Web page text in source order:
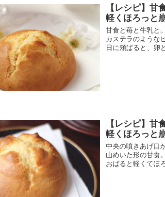
【レシピ】
軽くほろっと
甘食と苺と牛乳と
カステラのような
日に頬ばると、卵
【レシピ】
軽くほろっと
中央の噴きあげ口
山めいた形の甘食
おばると軽くてほ